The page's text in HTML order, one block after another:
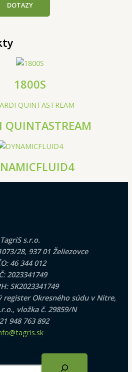
DOTAZY
1800S
QUINTASTREAM
TagriS s.r.o.
28, 937 01 Želiezovce
46 344 012
2023341749
SK2023341749
register Okresného súdu v Nitre,
vložka č. 29859/N
948 763 892